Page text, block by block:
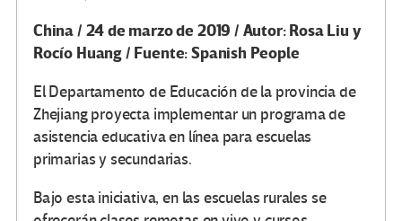
China / 24 de marzo de 2019 / Autor: Rosa Liu y
Rocío Huang / Fuente: Spanish People
El Departamento de Educación de la provincia de
Zhejiang proyecta implementar un programa de
asistencia educativa en línea para escuelas
primarias y secundarias.
Bajo esta iniciativa, en las escuelas rurales se